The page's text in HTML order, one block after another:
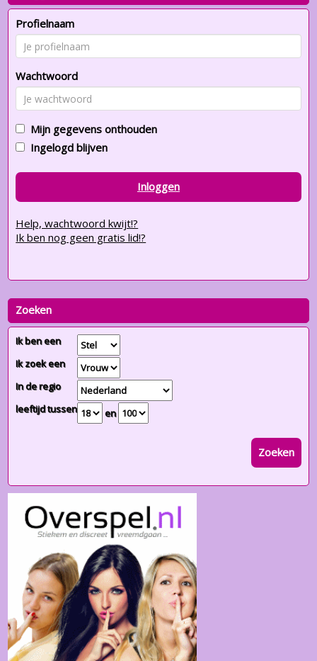
Profielnaam
Wachtwoord
Mijn gegevens onthouden
Ingelogd blijven
Inloggen
Help, wachtwoord kwijt!?
Ik ben nog geen gratis lid!?
Zoeken
Ik ben een
Ik zoek een
In de regio
leeftijd tussen
en
Zoeken